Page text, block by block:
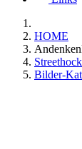
HOME
Bilder-